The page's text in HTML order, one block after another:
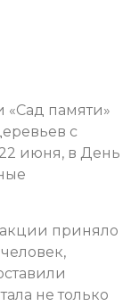
памяти»
с
22 июня, в День
приняло
не только